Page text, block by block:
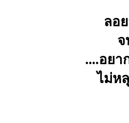
ลอ
จ
....อยา
ไม่ห